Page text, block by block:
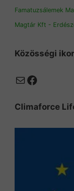
Famatuzsálemek
Magtár Kft -
Közösségi
MailFacebook
Climaforce